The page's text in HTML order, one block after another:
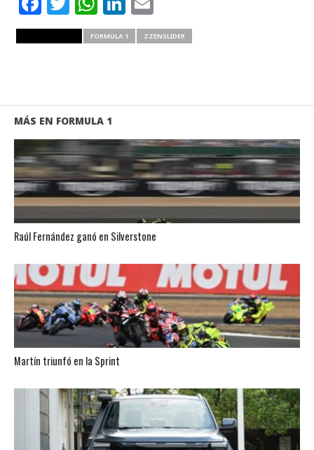
FORMULA 1 ZZENSLIDER
MÁS EN FORMULA 1
Raúl Fernández ganó en Silverstone
Martín triunfó en la Sprint